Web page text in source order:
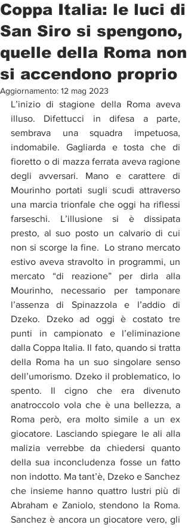
Coppa Italia: le luci di
San Siro si spengono,
quelle della Roma non
si accendono proprio
Aggiornamento: 12 mag 2023
L’inizio di stagione della Roma aveva
illuso. Difettucci in difesa a parte,
sembrava una squadra impetuosa,
indomabile. Gagliarda e tosta che di
fioretto o di mazza ferrata aveva ragione
degli avversari. Mano e carattere di
Mourinho portati sugli scudi attraverso
una marcia trionfale che oggi ha riflessi
farseschi. L’illusione si è dissipata
presto, al suo posto un calvario di cui
non si scorge la fine.  Lo strano mercato
estivo aveva stravolto in programmi, un
mercato “di reazione” per dirla alla
Mourinho, necessario per tamponare
l’assenza di Spinazzola e l’addio di
Dzeko. Dzeko ad oggi è costato tre
punti in campionato e l’eliminazione
dalla Coppa Italia. Il fato, quando si tratta
della Roma ha un suo singolare senso
dell’umorismo. Dzeko il problematico, lo
spento. Il cigno che era divenuto
anatroccolo vola che è una bellezza, a
Roma però, era molto simile a un ex
giocatore. Lasciando spiegare le ali alla
malizia verrebbe da chiedersi quanto
della sua inconcludenza fosse un fatto
non indotto. Ma tant’è, Dzeko e Sanchez
che insieme hanno quattro lustri più di
Abraham e Zaniolo, stendono la Roma.
Sanchez è ancora un giocatore vero, gli